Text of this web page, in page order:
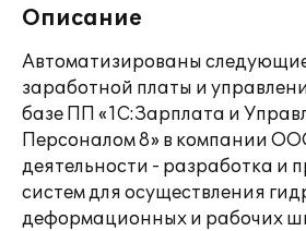
Описание
Автоматизированы
заработной платы и
базе ПП «1С:Зарплата и
Персоналом 8» в компании
деятельности - разработка и
систем для осуществления
деформационных и рабочих